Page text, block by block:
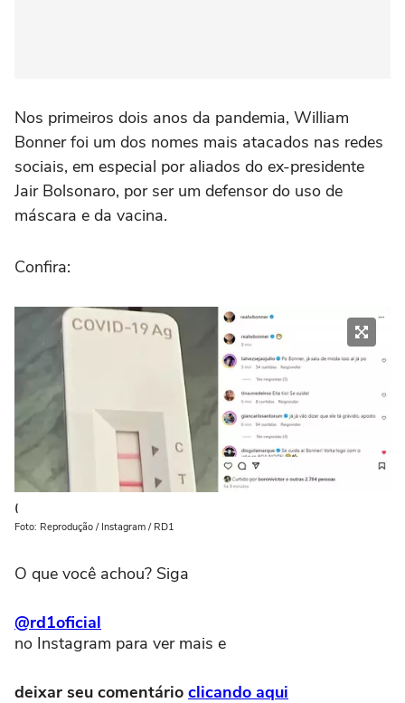
Nos primeiros dois anos da pandemia, William
Bonner foi um dos nomes mais atacados nas redes
sociais, em especial por aliados do ex-presidente
Jair Bolsonaro, por ser um defensor do uso de
máscara e da vacina.
Confira:
(
Foto: Reprodução / Instagram / RD1
O que você achou? Siga
@rd1oficial
no Instagram para ver mais e
deixar seu comentário clicando aqui